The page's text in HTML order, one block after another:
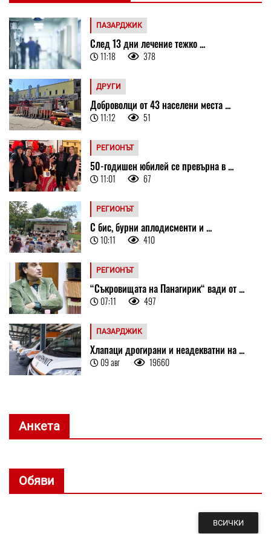
ПАЗАРДЖИК
След 13 дни лечение тежко ...
11:18 378
ДРУГИ
Доброволци от 43 населени места ...
11:12 51
РЕГИОНЪТ
50-годишен юбилей се превърна в ...
11:01 67
РЕГИОНЪТ
С бис, бурни аплодисменти и ...
10:11 410
РЕГИОНЪТ
“Съкровищата на Панагирик“ вади от ...
07:11 497
ПАЗАРДЖИК
Хлапаци дрогирани и неадекватни на ...
09 авг 19660
Анкета
Обяви
ВСИЧКИ